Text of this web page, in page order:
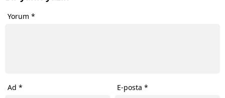
Yorum *
Ad * E-posta*